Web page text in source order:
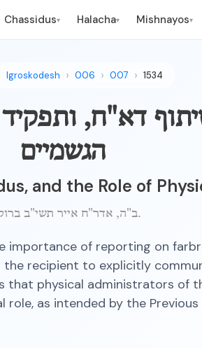
Chassidus▾ Halacha▾ Mishnayos▾
Igroskodesh 006 007 1534
דא"ח,
הגשמיים
and the Role of
ב"ה, אדר"ח אייר תשי"ב ברוקלין.
importance of reporting on
the recipient to explicitly
that physical administrators of
role, as intended by the Previous